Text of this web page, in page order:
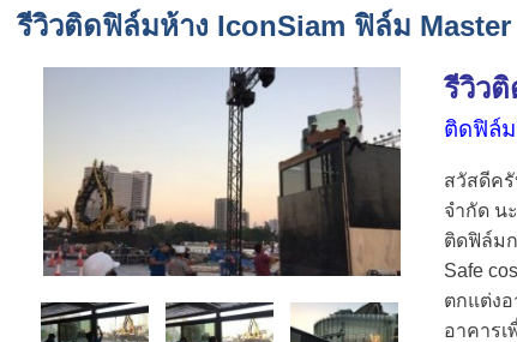
รีวิวติดฟิล์มห้าง IconSiam ฟิล์ม Master
รีวิว
ติดฟิล์
สวัสดีค
จำกัด น
ติดฟิล์ม
Safe
ตกแต่งอ
อาคาร